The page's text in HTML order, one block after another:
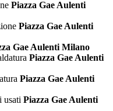
Piazza Gae Aulenti
Piazza Gae Aulenti
Gae Aulenti Milano
Piazza Gae Aulenti
Piazza Gae Aulenti
usati Piazza Gae Aulenti